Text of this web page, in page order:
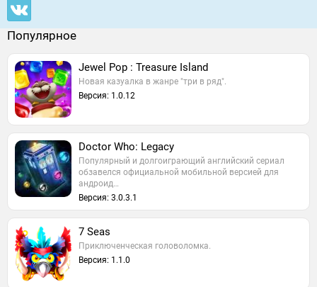
Популярное
Jewel Pop : Treasure Island
Новая казуалка в жанре "три в ряд".
Версия: 1.0.12
Doctor Who: Legacy
Популярный и долгоиграющий английский сериал
обзавелся официальной мобильной версией для
андроид…
Версия: 3.0.3.1
7 Seas
Приключенческая головоломка.
Версия: 1.1.0